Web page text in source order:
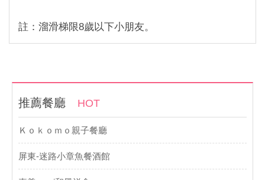
註：溜滑梯限8歲以下小朋友。
推薦餐廳 HOT
Ｋｏｋｏｍｏ親子餐廳
屏東-迷路小章魚餐酒館